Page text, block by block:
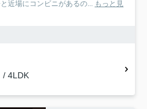
近場にコンビニがあるの...
もっと見
/ 4LDK